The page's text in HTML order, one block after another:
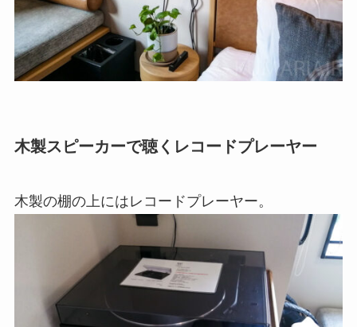
木製スピーカーで聴くレコードプレーヤー
木製の棚の上にはレコードプレーヤー。